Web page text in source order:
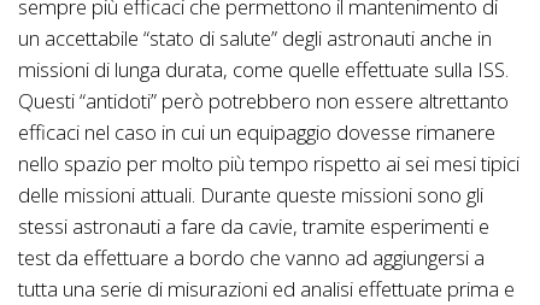
sempre più efficaci che permettono il mantenimento di
un accettabile “stato di salute” degli astronauti anche in
missioni di lunga durata, come quelle effettuate sulla ISS.
Questi “antidoti” però potrebbero non essere altrettanto
efficaci nel caso in cui un equipaggio dovesse rimanere
nello spazio per molto più tempo rispetto ai sei mesi tipici
delle missioni attuali. Durante queste missioni sono gli
stessi astronauti a fare da cavie, tramite esperimenti e
test da effettuare a bordo che vanno ad aggiungersi a
tutta una serie di misurazioni ed analisi effettuate prima e